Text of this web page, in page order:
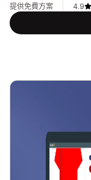
提供免費方案
4.9